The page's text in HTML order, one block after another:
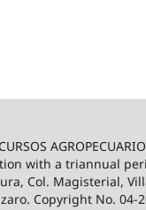
with a triannual
Col. Magisterial,
Copyright No.